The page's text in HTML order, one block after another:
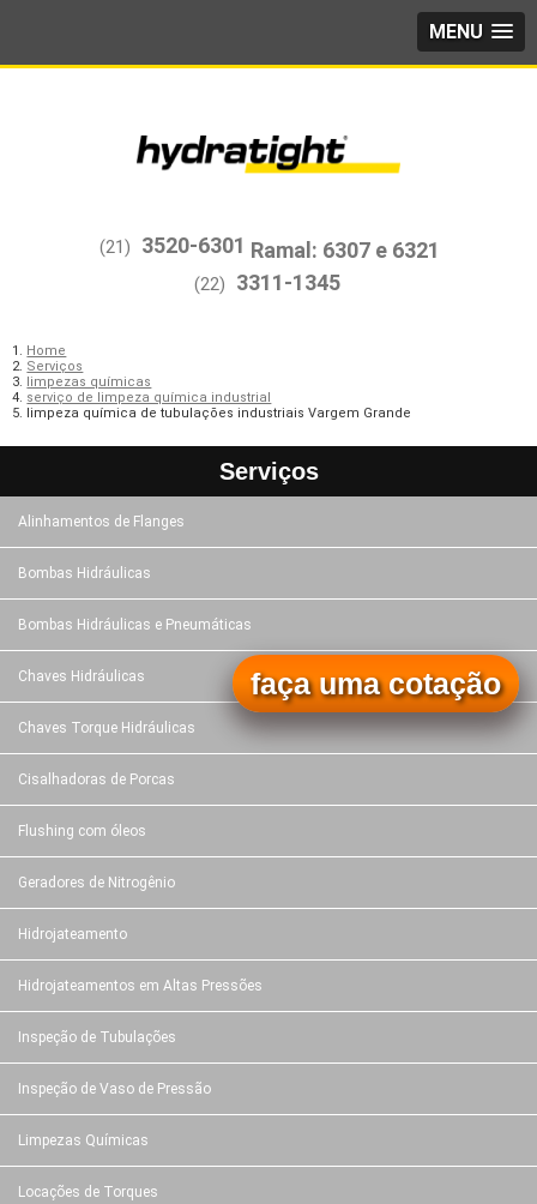
MENU
(21) 3520-6301
(22) 3311-1345
Home
Serviços
limpezas químicas
serviço de limpeza química industrial
limpeza química de tubulações industriais Vargem Grande
Serviços
Alinhamentos de Flanges
Bombas Hidráulicas
Bombas Hidráulicas e Pneumáticas
Chaves Hidráulicas
Chaves Torque Hidráulicas
Cisalhadoras de Porcas
Flushing com óleos
Geradores de Nitrogênio
Hidrojateamento
Hidrojateamentos em Altas Pressões
Inspeção de Tubulações
Inspeção de Vaso de Pressão
Limpezas Químicas
Locações de Torques
faça uma cotação